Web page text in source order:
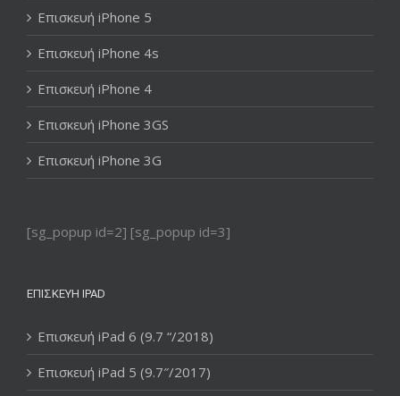
Επισκευή iPhone 5
Επισκευή iPhone 4s
Επισκευή iPhone 4
Επισκευή iPhone 3GS
Επισκευή iPhone 3G
[sg_popup id=2] [sg_popup id=3]
ΕΠΙΣΚΕΥΉ IPAD
Επισκευή iPad 6 (9.7 “/2018)
Επισκευή iPad 5 (9.7″/2017)